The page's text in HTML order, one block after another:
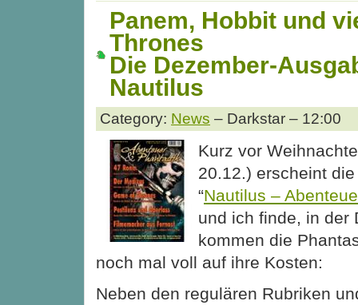
Panem, Hobbit und
Thrones
Die Dezember-
Nautilus
Category: News – Darkstar – 12:00
Kurz vor
20.12.) erscheint
“Nautilus –
und ich finde, in der
kommen die
noch mal voll auf ihre Kosten:
Neben den regulären Rubriken